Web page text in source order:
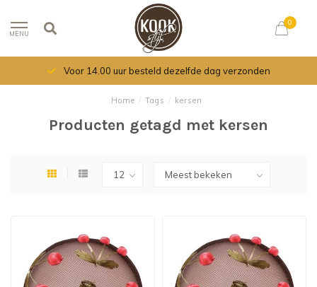
MENU
0
Voor 14.00 uur besteld dezelfde dag verzonden
Home / Tags / kersen
Producten getagd met kersen